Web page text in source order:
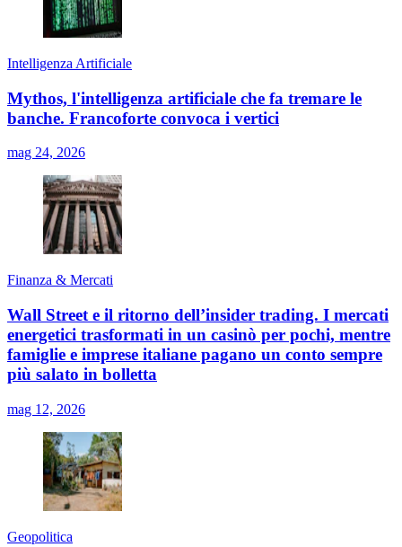
Intelligenza Artificiale
Mythos, l'intelligenza artificiale che fa tremare le
banche. Francoforte convoca i vertici
mag 24, 2026
Finanza & Mercati
Wall Street e il ritorno dell’insider trading. I mercati
energetici trasformati in un casinò per pochi, mentre
famiglie e imprese italiane pagano un conto sempre
più salato in bolletta
mag 12, 2026
Geopolitica